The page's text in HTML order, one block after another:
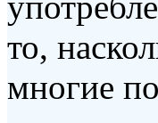
то,
многие